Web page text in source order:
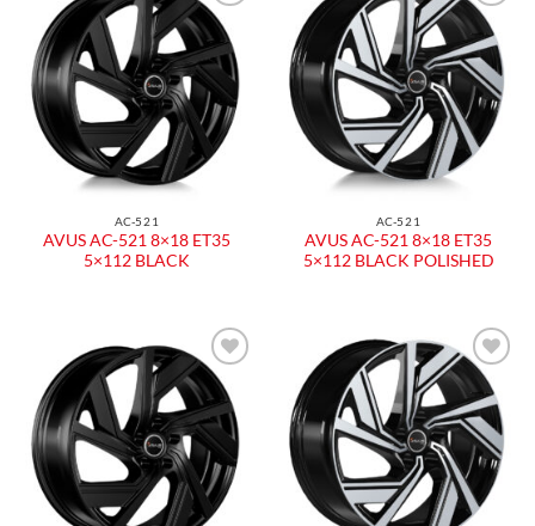
AC-521
AVUS AC-521 8×18 ET35
5×112 BLACK
AC-521
AVUS AC-521 8×18 ET35
5×112 BLACK POLISHED